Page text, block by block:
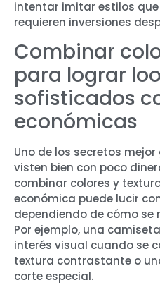
intentar imitar estilos
requieren inversiones
Combinar
para lograr
sofisticados
económicas
Uno de los secretos
visten bien con poco
combinar colores y
económica puede lucir
dependiendo de cómo se
Por ejemplo, una
interés visual cuando se
textura contrastante o
corte especial.